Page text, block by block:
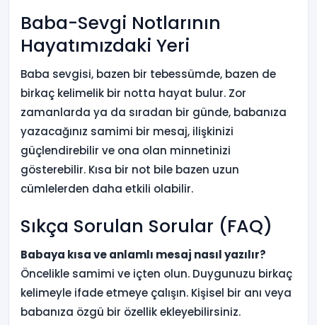
Baba-Sevgi Notlarının
Hayatımızdaki Yeri
Baba sevgisi, bazen bir tebessümde, bazen de
birkaç kelimelik bir notta hayat bulur. Zor
zamanlarda ya da sıradan bir günde, babanıza
yazacağınız samimi bir mesaj, ilişkinizi
güçlendirebilir ve ona olan minnetinizi
gösterebilir. Kısa bir not bile bazen uzun
cümlelerden daha etkili olabilir.
Sıkça Sorulan Sorular (FAQ)
Babaya kısa ve anlamlı mesaj nasıl yazılır?
Öncelikle samimi ve içten olun. Duygunuzu birkaç
kelimeyle ifade etmeye çalışın. Kişisel bir anı veya
babanıza özgü bir özellik ekleyebilirsiniz.